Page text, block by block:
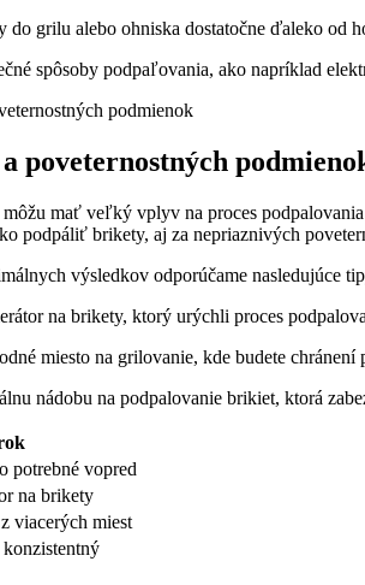
‌do grilu alebo ohniska dostatočne ďaleko ​od
spôsoby ⁣podpaľovania,‍ ako napríklad
poveternostných
môžu mať veľký vplyv⁢ na⁢ proces
podpáliť brikety, aj za‌ nepriaznivých
výsledkov odporúčame nasledujúce⁤
na brikety, ⁣ktorý urýchli proces
miesto ⁤na grilovanie, kde budete
nádobu‍ na⁢ podpalovanie brikiet, ktorá‍
potrebné vopred
na⁣ brikety
viacerých miest